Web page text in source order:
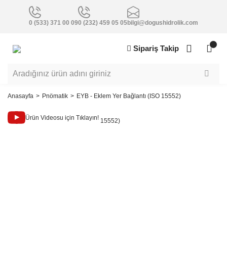
0 (533) 371 00 090 (232) 459 05 05bilgi@dogushidrolik.com
Sipariş Takip
Anasayfa Pnömatik EYB - Eklem Yer Bağlantı (ISO 15552)
Ürün Videosu için Tıklayın!